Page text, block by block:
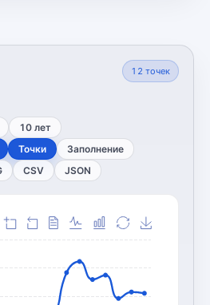
12 точек
10 лет
Точки Заполнение
CSV JSON